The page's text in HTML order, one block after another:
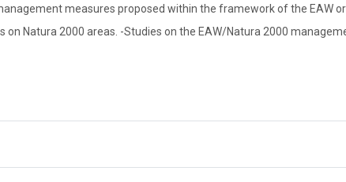
measures proposed within the framework of the EAW
on Natura 2000 areas. -Studies on the EAW/Natura 2000